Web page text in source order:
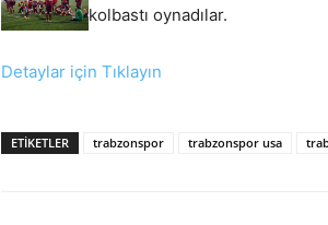
kolbastı oynadılar.
Detaylar için Tıklayın
ETIKETLER trabzonspor trabzonspor usa